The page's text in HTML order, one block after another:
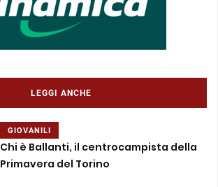
LEGGI ANCHE
GIOVANILI
Chi è Ballanti, il centrocampista della
Primavera del Torino